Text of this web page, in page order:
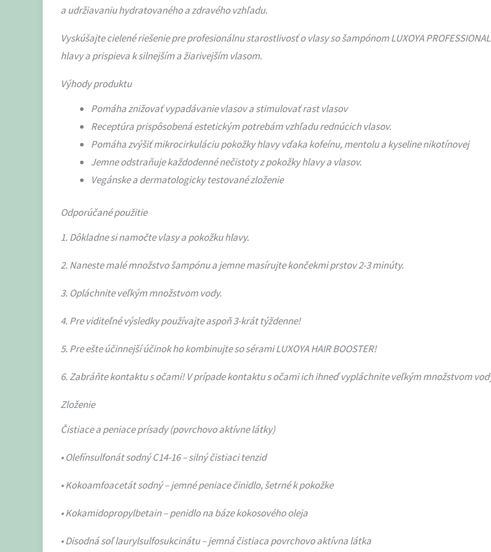
a udržiavaniu hydratovaného a zdravého vzhľadu.
Vyskúšajte cielené riešenie pre profesionálnu starostlivosť o vlasy so šampónom LUXOYA
hlavy a prispieva k silnejším a žiarivejším vlasom.
Výhody produktu
Pomáha znižovať vypadávanie vlasov a stimulovať rast vlasov
Receptúra ​​prispôsobená estetickým potrebám vzhľadu rednúcich vlasov.
Pomáha zvýšiť mikrocirkuláciu pokožky hlavy vďaka kofeínu, mentolu a kyseline nikotínovej
Jemne odstraňuje každodenné nečistoty z pokožky hlavy a vlasov.
Vegánske a dermatologicky testované zloženie
Odporúčané použitie
1. Dôkladne si namočte vlasy a pokožku hlavy.
2. Naneste malé množstvo šampónu a jemne masírujte končekmi prstov 2-3 minúty.
3. Opláchnite veľkým množstvom vody.
4. Pre viditeľné výsledky používajte aspoň 3-krát týždenne!
5. Pre ešte účinnejší účinok ho kombinujte so sérami LUXOYA HAIR BOOSTER!
6. Zabráňte kontaktu s očami! V prípade kontaktu s očami ich ihneď vypláchnite veľkým množstvom
Zloženie
Čistiace a peniace prísady (povrchovo aktívne látky)
• Olefínsulfonát sodný C14-16 – silný čistiaci tenzid
• Kokoamfoacetát sodný – jemné peniace činidlo, šetrné k pokožke
• Kokamidopropylbetain – penidlo na báze kokosového oleja
• Disodná soľ laurylsulfosukcinátu – jemná čistiaca povrchovo aktívna látka